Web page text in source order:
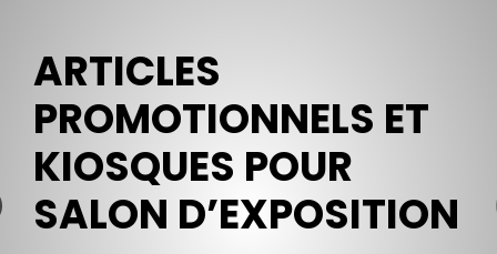
ARTICLES
PROMOTIONNELS ET
KIOSQUES POUR
SALON D’EXPOSITION